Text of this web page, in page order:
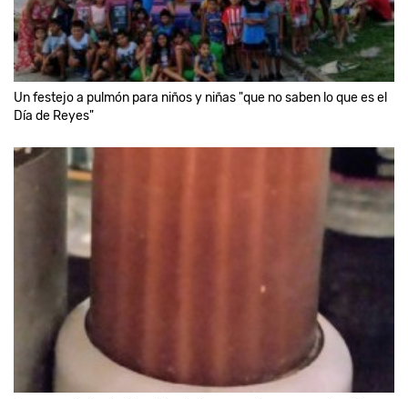
Un festejo a pulmón para niños y niñas "que no saben lo que es el
Día de Reyes"